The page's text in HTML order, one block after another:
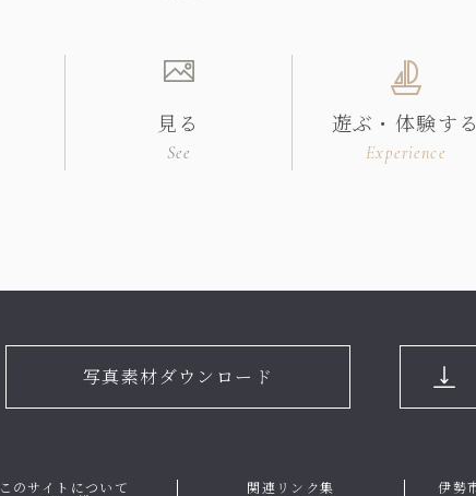
見る
See
遊ぶ・体験する
Experience
写真素材ダウンロード
このサイトについて 関連リンク集 伊勢